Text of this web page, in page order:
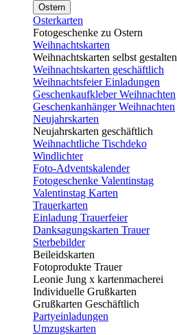
Ostern
Osterkarten
Fotogeschenke zu Ostern
Weihnachtskarten
Weihnachtskarten selbst gestalten
Weihnachtskarten geschäftlich
Weihnachtsfeier Einladungen
Geschenkaufkleber Weihnachten
Geschenkanhänger Weihnachten
Neujahrskarten
Neujahrskarten geschäftlich
Weihnachtliche Tischdeko
Windlichter
Foto-Adventskalender
Fotogeschenke Valentinstag
Valentinstag Karten
Trauerkarten
Einladung Trauerfeier
Danksagungskarten Trauer
Sterbebilder
Beileidskarten
Fotoprodukte Trauer
Leonie Jung x kartenmacherei
Individuelle Grußkarten
Grußkarten Geschäftlich
Partyeinladungen
Umzugskarten